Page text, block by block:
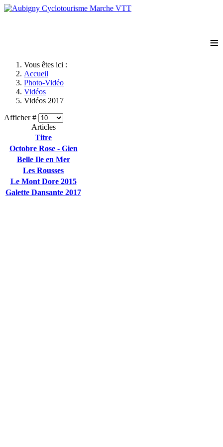
≡
Vous êtes ici :
Accueil
Photo-Vidéo
Vidéos
Vidéos 2017
Afficher #
Articles
Titre
Octobre Rose - Gien
Belle Ile en Mer
Les Rousses
Le Mont Dore 2015
Galette Dansante 2017